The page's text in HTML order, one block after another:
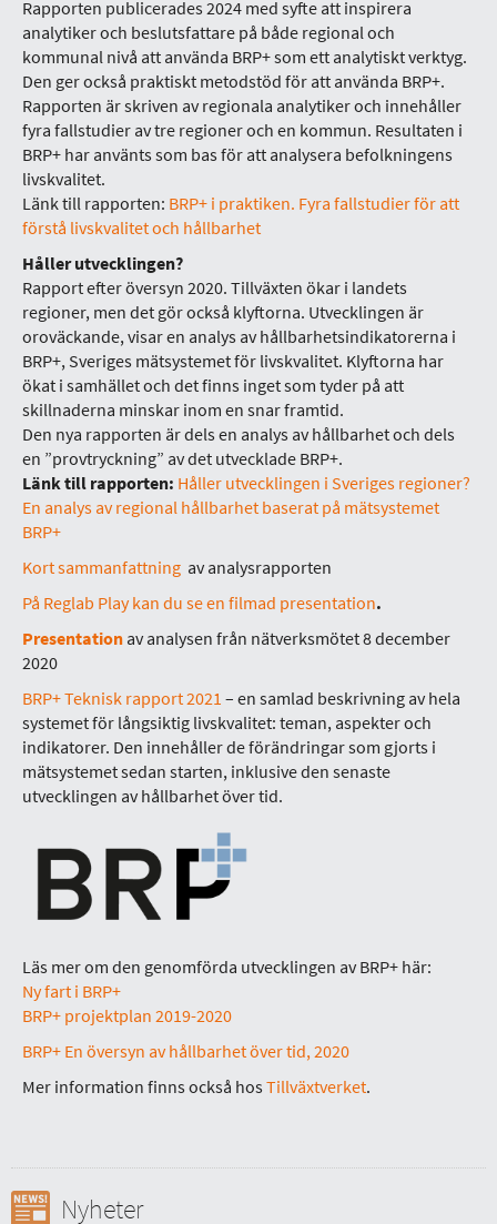
Rapporten publicerades 2024 med syfte att inspirera
analytiker och beslutsfattare på både regional och
kommunal nivå att använda BRP+ som ett analytiskt verktyg.
Den ger också praktiskt metodstöd för att använda BRP+.
Rapporten är skriven av regionala analytiker och innehåller
fyra fallstudier av tre regioner och en kommun. Resultaten i
BRP+ har använts som bas för att analysera befolkningens
livskvalitet.
Länk till rapporten: BRP+ i praktiken. Fyra fallstudier för att
förstå livskvalitet och hållbarhet
Håller utvecklingen?
Rapport efter översyn 2020. Tillväxten ökar i landets
regioner, men det gör också klyftorna. Utvecklingen är
oroväckande, visar en analys av hållbarhetsindikatorerna i
BRP+, Sveriges mätsystemet för livskvalitet. Klyftorna har
ökat i samhället och det finns inget som tyder på att
skillnaderna minskar inom en snar framtid.
Den nya rapporten är dels en analys av hållbarhet och dels
en ”provtryckning” av det utvecklade BRP+.
Länk till rapporten: Håller utvecklingen i Sveriges regioner?
En analys av regional hållbarhet baserat på mätsystemet
BRP+
Kort sammanfattning av analysrapporten
På Reglab Play kan du se en filmad presentation.
Presentation av analysen från nätverksmötet 8 december
2020
BRP+ Teknisk rapport 2021 – en samlad beskrivning av hela
systemet för långsiktig livskvalitet: teman, aspekter och
indikatorer. Den innehåller de förändringar som gjorts i
mätsystemet sedan starten, inklusive den senaste
utvecklingen av hållbarhet över tid.
Läs mer om den genomförda utvecklingen av BRP+ här:
Ny fart i BRP+
BRP+ projektplan 2019-2020
BRP+ En översyn av hållbarhet över tid, 2020
Mer information finns också hosTillväxtverket.
Nyheter